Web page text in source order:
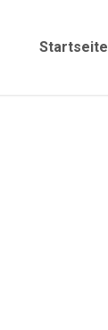
Startseite